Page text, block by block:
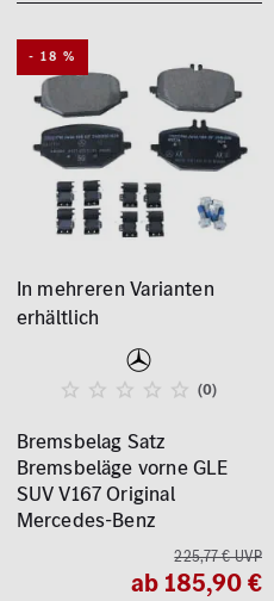
- 18 %
(0)
Bremsbelag Satz
Bremsbeläge vorne GLE
SUV V167 Original
Mercedes-Benz
225,77 € UVP
ab 185,90 €